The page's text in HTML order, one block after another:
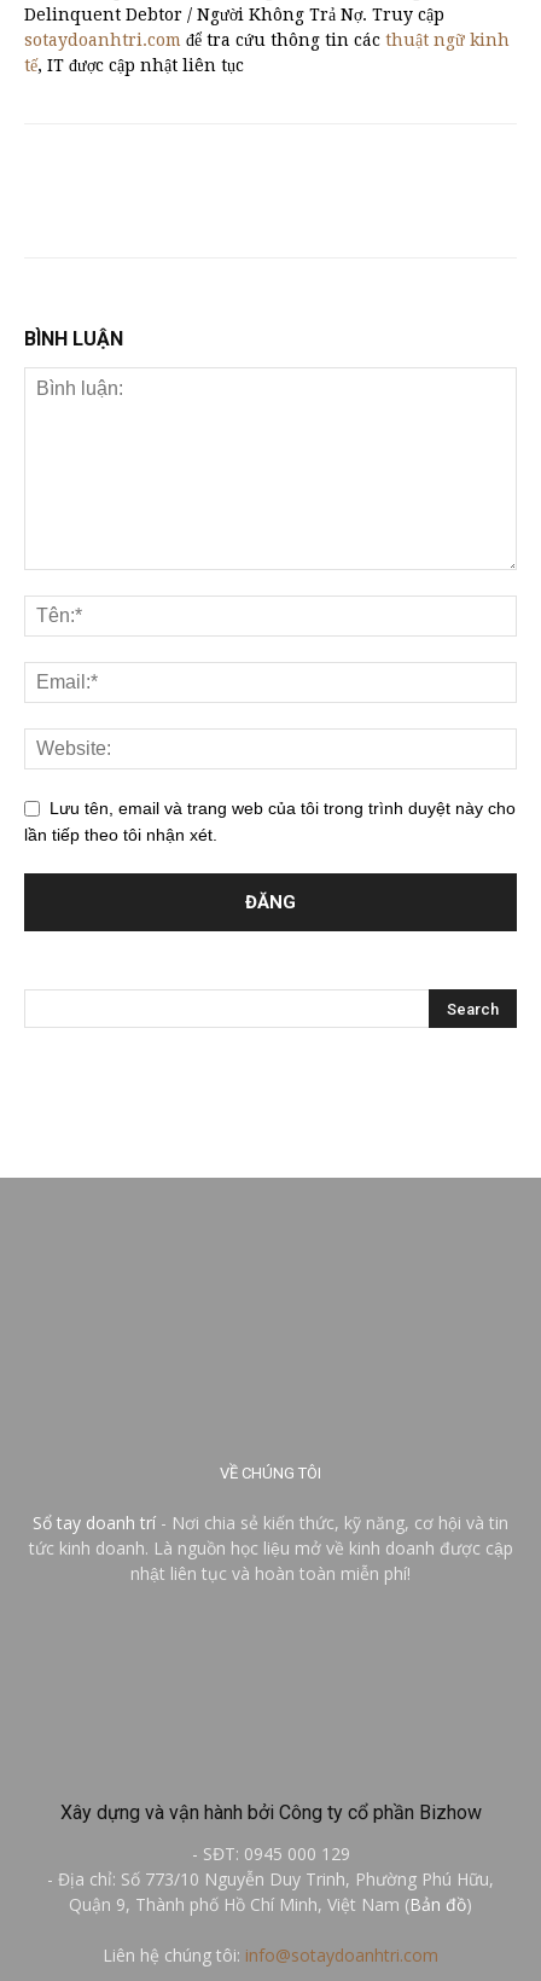
Delinquent Debtor / Người Không Trả Nợ. Truy cập
sotaydoanhtri.com để tra cứu thông tin các thuật ngữ kinh
tế, IT được cập nhật liên tục
BÌNH LUẬN
Lưu tên, email và trang web của tôi trong trình duyệt này cho
lần tiếp theo tôi nhận xét.
VỀ CHÚNG TÔI
Sổ tay doanh trí - Nơi chia sẻ kiến thức, kỹ năng, cơ hội và tin
tức kinh doanh. Là nguồn học liệu mở về kinh doanh được cập
nhật liên tục và hoàn toàn miễn phí!
Xây dựng và vận hành bởi Công ty cổ phần Bizhow
- SĐT: 0945 000 129
- Địa chỉ: Số 773/10 Nguyễn Duy Trinh, Phường Phú Hữu,
Quận 9, Thành phố Hồ Chí Minh, Việt Nam (Bản đồ)
Liên hệ chúng tôi: info@sotaydoanhtri.com